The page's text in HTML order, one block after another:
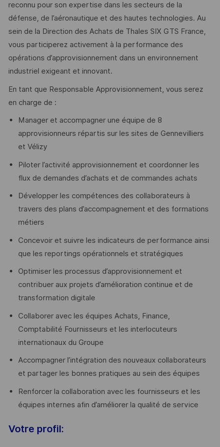
reconnu pour son expertise dans les secteurs de la
défense, de l’aéronautique et des hautes technologies. Au
sein de la Direction des Achats de Thales SIX GTS France,
vous participerez activement à la performance des
opérations d’approvisionnement dans un environnement
industriel exigeant et innovant.
En tant que Responsable Approvisionnement, vous serez
en charge de :
Manager et accompagner une équipe de 8
approvisionneurs répartis sur les sites de Gennevilliers
et Vélizy
Piloter l’activité approvisionnement et coordonner les
flux de demandes d’achats et de commandes achats
Développer les compétences des collaborateurs à
travers des plans d’accompagnement et des formations
métiers
Concevoir et suivre les indicateurs de performance ainsi
que les reportings opérationnels et stratégiques
Optimiser les processus d’approvisionnement et
contribuer aux projets d’amélioration continue et de
transformation digitale
Collaborer avec les équipes Achats, Finance,
Comptabilité Fournisseurs et les interlocuteurs
internationaux du Groupe
Accompagner l’intégration des nouveaux collaborateurs
et partager les bonnes pratiques au sein des équipes
Renforcer la collaboration avec les fournisseurs et les
équipes internes afin d’améliorer la qualité de service
Votre profil: